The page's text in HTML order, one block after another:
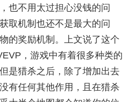
也不用太过担心没钱的问
取机制也还不是最大的问
的奖励机制。上文说了这个
，游戏中有着很多种类的
是猎杀之后，除了增加出去
有任何其他作用，且在猎杀